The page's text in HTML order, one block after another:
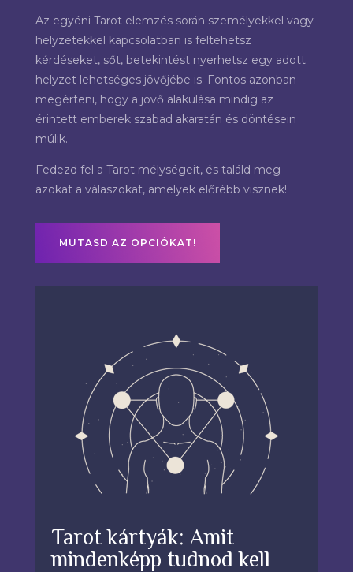
Az egyéni Tarot elemzés során személyekkel vagy
helyzetekkel kapcsolatban is feltehetsz
kérdéseket, sőt, betekintést nyerhetsz egy adott
helyzet lehetséges jövőjébe is. Fontos azonban
megérteni, hogy a jövő alakulása mindig az
érintett emberek szabad akaratán és döntésein
múlik.
Fedezd fel a Tarot mélységeit, és találd meg
azokat a válaszokat, amelyek előrébb visznek!
MUTASD AZ OPCIÓKAT!
Tarot kártyák: Amit
mindenképp tudnod kell